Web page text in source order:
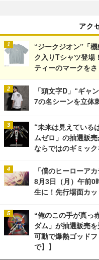
アク
“ジークジオン”「
ク入りTシャツ登場
ティーのマークを
「頭文字D」“ギャ
7の名シーンを立体
“未来は見えている
ムゼロ」の抽選販
ならではのギミック
「僕のヒーローア
8月3日（月）午前0
生に！先行場面カッ
“俺のこの手が真っ
ダム」が抽選販売
可動で爆熱ゴッド
で】】